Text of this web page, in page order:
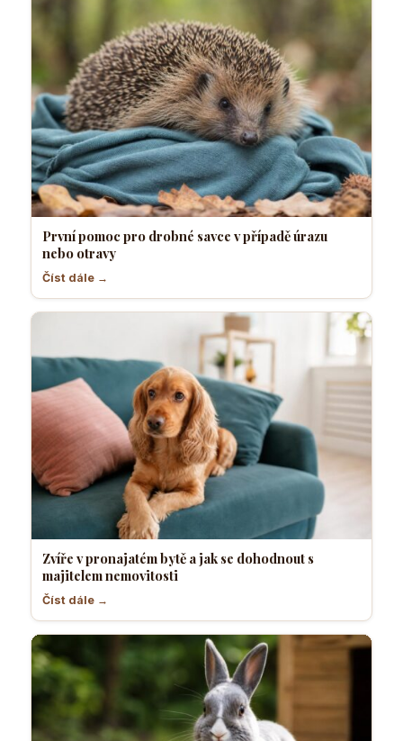
První pomoc pro drobné savce v případě úrazu
nebo otravy
Číst dále →
Zvíře v pronajatém bytě a jak se dohodnout s
majitelem nemovitosti
Číst dále →